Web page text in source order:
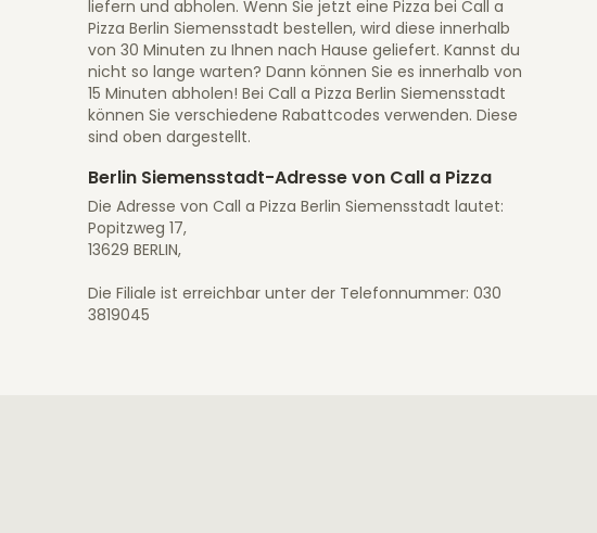
liefern und abholen. Wenn Sie jetzt eine Pizza bei Call a
Pizza Berlin Siemensstadt bestellen, wird diese innerhalb
von 30 Minuten zu Ihnen nach Hause geliefert. Kannst du
nicht so lange warten? Dann können Sie es innerhalb von
15 Minuten abholen! Bei Call a Pizza Berlin Siemensstadt
können Sie verschiedene Rabattcodes verwenden. Diese
sind oben dargestellt.
Berlin Siemensstadt-Adresse von Call a Pizza
Die Adresse von Call a Pizza Berlin Siemensstadt lautet:
Popitzweg 17,
13629 BERLIN,
Die Filiale ist erreichbar unter der Telefonnummer: 030
3819045